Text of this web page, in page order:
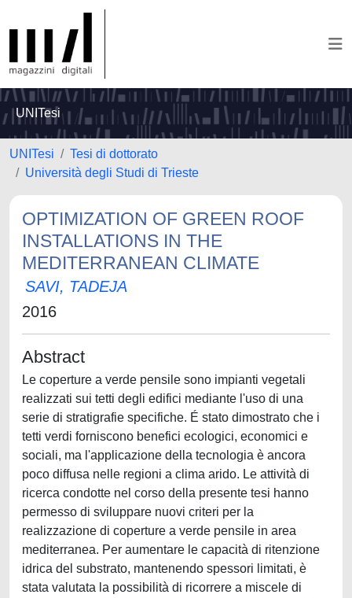
UNITesi
UNITesi
Tesi di dottorato
Università degli Studi di Trieste
OPTIMIZATION OF GREEN ROOF
INSTALLATIONS IN THE
MEDITERRANEAN CLIMATE
SAVI, TADEJA
2016
Abstract
Le coperture a verde pensile sono impianti vegetali
realizzati sui tetti degli edifici mediante l'uso di una
serie di stratigrafie specifiche. É stato dimostrato che i
tetti verdi forniscono benefici ecologici, economici e
sociali, ma l'applicazione della tecnologia è ancora
poco diffusa nelle regioni a clima arido. Le attività di
ricerca condotte nel corso della presente tesi hanno
permesso di sviluppare nuovi criteri per la
realizzazione di coperture a verde pensile in area
mediterranea. Per aumentare le capacità di ritenzione
idrica del substrato, mantenendo spessori limitati, è
stata valutata la possibilità di ricorrere a miscele di